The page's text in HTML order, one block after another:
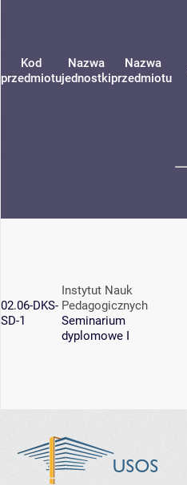
Kod
przedmiotu
Nazwa
jednostki
Nazwa
przedmiotu
02.06-DKS-
SD-1
Instytut Nauk
Pedagogicznych
Seminarium
dyplomowe I